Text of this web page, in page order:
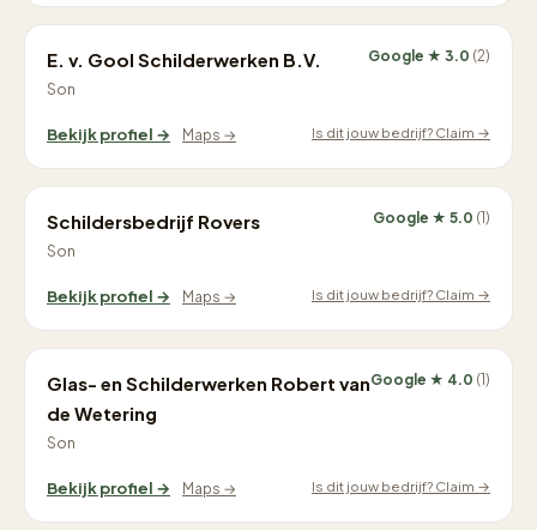
E. v. Gool Schilderwerken B.V.
Son
Google ★ 3.0 (2)
Bekijk profiel → Maps → Is dit jouw bedrijf? Claim →
Schildersbedrijf Rovers
Son
Google ★ 5.0 (1)
Bekijk profiel → Maps → Is dit jouw bedrijf? Claim →
Glas- en Schilderwerken Robert van
de Wetering
Son
Google ★ 4.0 (1)
Bekijk profiel → Maps → Is dit jouw bedrijf? Claim →